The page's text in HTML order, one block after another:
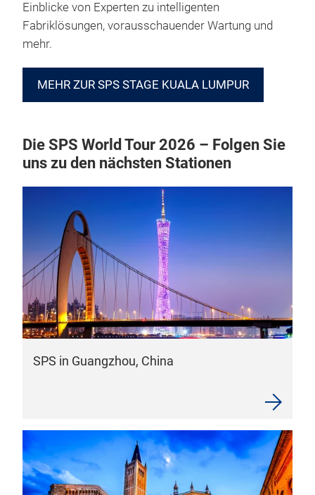
Einblicke von Experten zu intelligenten
Fabriklösungen, vorausschauender Wartung und
mehr.
MEHR ZUR SPS STAGE KUALA LUMPUR
Die SPS World Tour 2026 – Folgen Sie
uns zu den nächsten Stationen
SPS in Guangzhou, China